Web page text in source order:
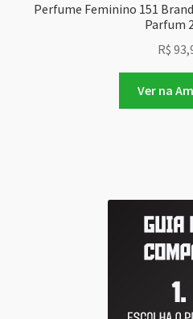
Perfume Feminino 151
Parfum
R$
Ver na